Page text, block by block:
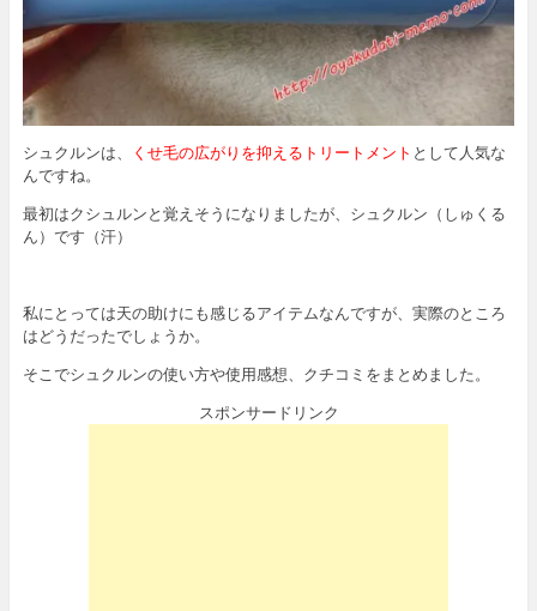
シュクルンは、 くせ毛の広がりを抑えるトリートメント として人気な
んですね。
最初はクシュルンと覚えそうになりましたが、シュクルン（しゅくる
ん）です（汗）
私にとっては天の助けにも感じるアイテムなんですが、実際のところ
はどうだったでしょうか。
そこでシュクルンの使い方や使用感想、クチコミをまとめました。
スポンサードリンク